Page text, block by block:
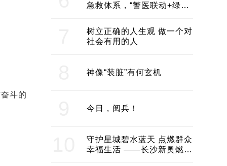
斗的
急救体系，“警医联动+绿波
树立正确的人生观 做一个对
社会有用的人
神像“装脏”有何玄机
今日，阅兵！
守护星城碧水蓝天 点燃群众
幸福生活 ——长沙新奥燃气